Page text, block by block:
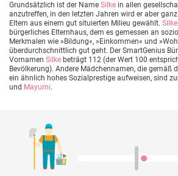
Grundsätzlich ist der Name Silke in allen
anzutreffen, in den letzten Jahren wird er aber
Eltern aus einem gut situierten Milieu gewählt. Silke
bürgerliches Elternhaus, dem es gemessen an
Merkmalen wie »Bildung«, »Einkommen« und
überdurchschnittlich gut geht. Der SmartGenius
Vornamen Silke beträgt 112 (der Wert 100
Bevölkerung). Andere Mädchennamen, die gemäß
ein ähnlich hohes Sozialprestige aufweisen, sind
und Mayumi.